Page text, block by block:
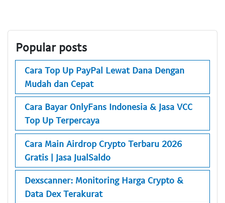
Popular posts
Cara Top Up PayPal Lewat Dana Dengan
Mudah dan Cepat
Cara Bayar OnlyFans Indonesia & Jasa VCC
Top Up Terpercaya
Cara Main Airdrop Crypto Terbaru 2026
Gratis | Jasa JualSaldo
Dexscanner: Monitoring Harga Crypto &
Data Dex Terakurat